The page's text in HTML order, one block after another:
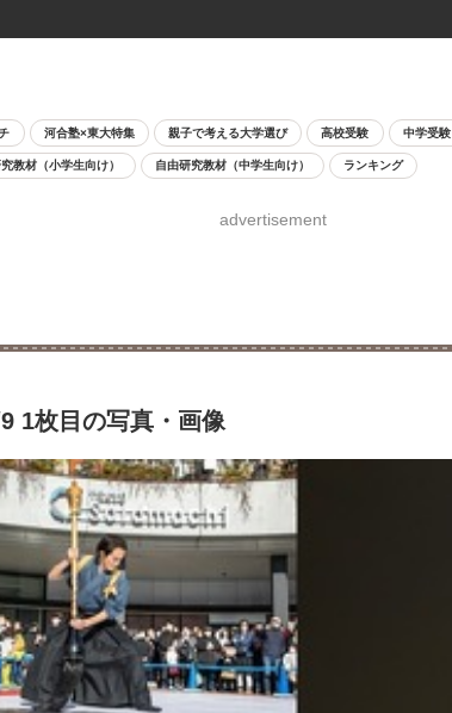
河合塾×東大特集 親子で考える大学選び 高校受験 中学受験
教材（小学生向け） 自由研究教材（中学生向け） ランキング
advertisement
1枚目の写真・画像